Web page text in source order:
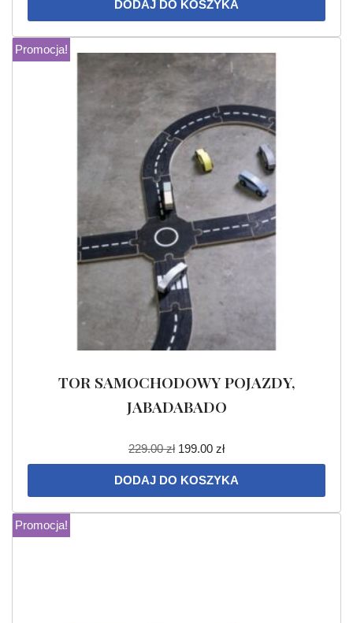
DODAJ DO KOSZYKA
Promocja!
TOR SAMOCHODOWY POJAZDY,
JABADABADO
229.00zł 199.00 zł
DODAJ DO KOSZYKA
Promocja!